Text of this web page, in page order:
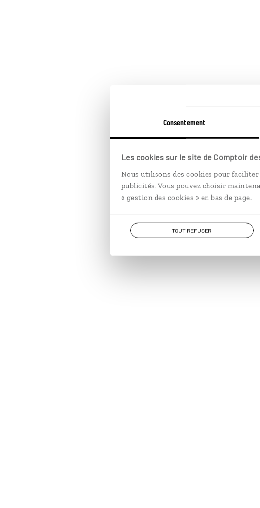
Consentement
Les cookies sur le site de Comptoir
Nous utilisons des cookies pour
publicités. Vous pouvez choisir
« gestion des cookies » en bas de page.
TOUT REFUSER